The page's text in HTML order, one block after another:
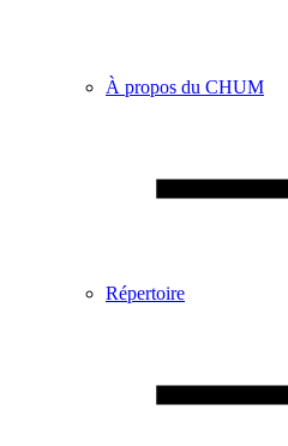
À propos du CHUM
Répertoire